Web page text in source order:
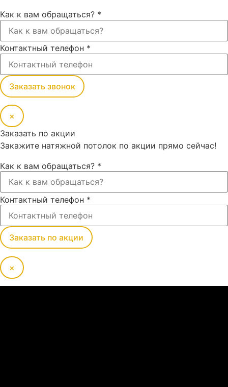
Как к вам обращаться? *
Контактный телефон *
Заказать звонок
×
Заказать по акции
Закажите натяжной потолок по акции прямо сейчас!
Как к вам обращаться? *
Контактный телефон *
Заказать по акции
×